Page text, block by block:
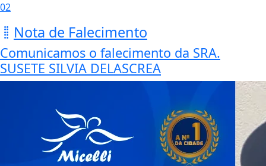
02
Nota de Falecimento
Comunicamos o falecimento da SRA.
SUSETE SILVIA DELASCREA